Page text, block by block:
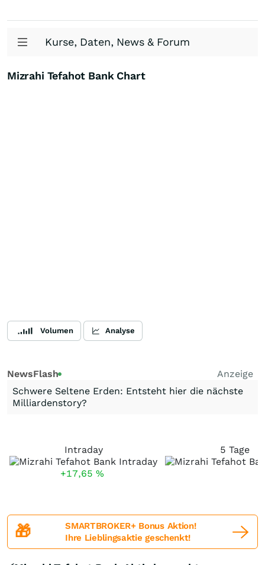
Kurse, Daten, News & Forum
Mizrahi Tefahot Bank Chart
Volumen Analyse
NewsFlash
Anzeige
Schwere Seltene Erden: Entsteht hier die nächste
Milliardenstory?
Intraday
+17,65 %
5 Tage
🎁
SMARTBROKER+ Bonus Aktion!
Ihre Lieblingsaktie geschenkt!